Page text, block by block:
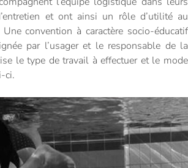
et ont ainsi un rôle d’utilité au
convention à caractère socio-éducatif
par l’usager et le responsable de la
le type de travail à effectuer et le mode
ci.